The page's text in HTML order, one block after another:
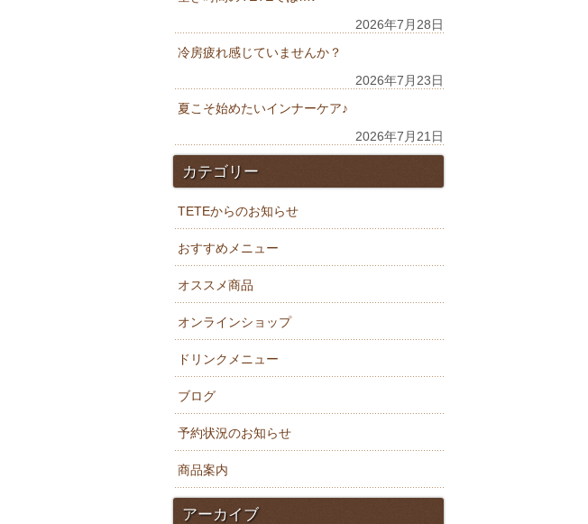
2026年7月28日
冷房疲れ感じていませんか？
2026年7月23日
夏こそ始めたいインナーケア♪
2026年7月21日
カテゴリー
TETEからのお知らせ
おすすめメニュー
オススメ商品
オンラインショップ
ドリンクメニュー
ブログ
予約状況のお知らせ
商品案内
アーカイブ